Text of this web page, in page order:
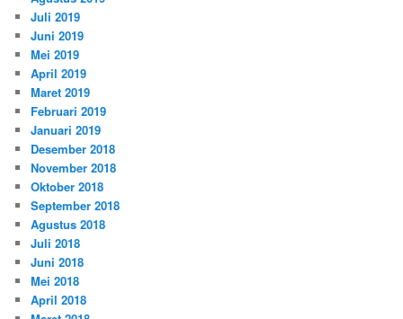
Juli 2019
Juni 2019
Mei 2019
April 2019
Maret 2019
Februari 2019
Januari 2019
Desember 2018
November 2018
Oktober 2018
September 2018
Agustus 2018
Juli 2018
Juni 2018
Mei 2018
April 2018